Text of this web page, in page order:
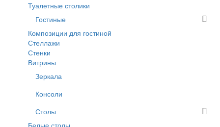
Туалетные столики
Гостиные
Композиции для гостиной
Стеллажи
Стенки
Витрины
Зеркала
Консоли
Столы
Белые столы